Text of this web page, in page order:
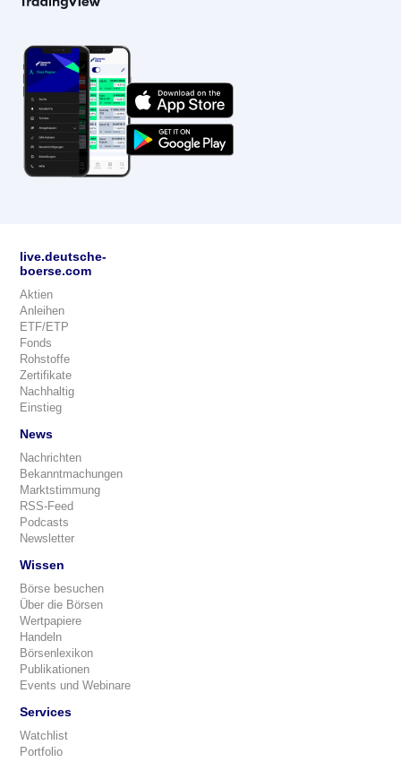
live.deutsche-
boerse.com
Aktien
Anleihen
ETF/ETP
Fonds
Rohstoffe
Zertifikate
Nachhaltig
Einstieg
News
Nachrichten
Bekanntmachungen
Marktstimmung
RSS-Feed
Podcasts
Newsletter
Wissen
Börse besuchen
Über die Börsen
Wertpapiere
Handeln
Börsenlexikon
Publikationen
Events und Webinare
Services
Watchlist
Portfolio